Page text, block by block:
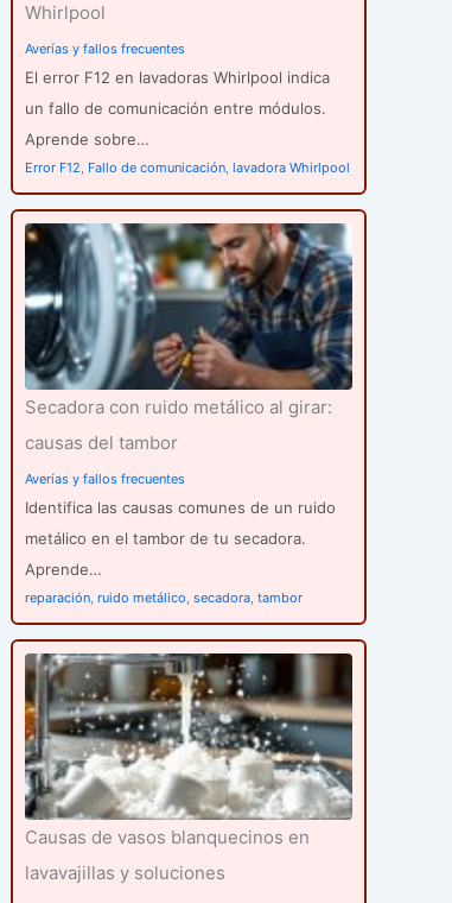
Whirlpool
Averías y fallos frecuentes
El error F12 en lavadoras Whirlpool indica
un fallo de comunicación entre módulos.
Aprende sobre…
Error F12, Fallo de comunicación, lavadora Whirlpool
Secadora con ruido metálico al girar:
causas del tambor
Averías y fallos frecuentes
Identifica las causas comunes de un ruido
metálico en el tambor de tu secadora.
Aprende…
reparación, ruido metálico, secadora, tambor
Causas de vasos blanquecinos en
lavavajillas y soluciones